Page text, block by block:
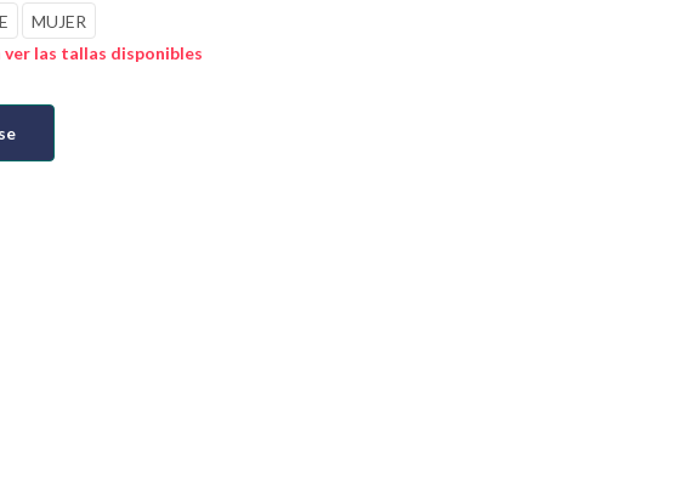
MUJER
las tallas disponibles